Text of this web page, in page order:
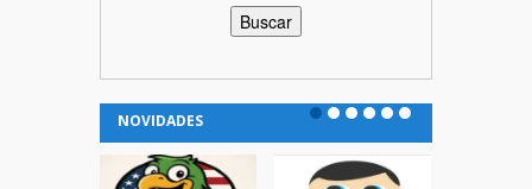
NOVIDADES